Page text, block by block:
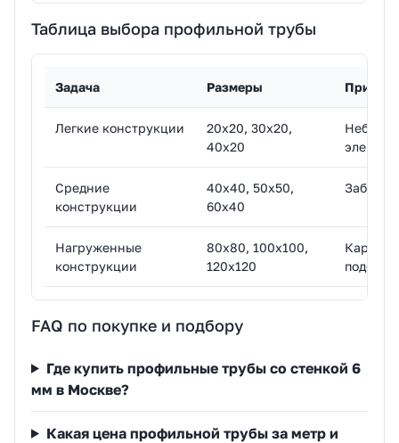
Таблица выбора профильной трубы
Задача Размеры
Легкие конструкции
20х20, 30х20,
40х20
Средние
конструкции
40х40, 50х50,
60х40
Заборы,
Нагруженные
конструкции
80х80, 100х100,
120х120
подбор
FAQ по покупке и подбору
Где купить профильные трубы со стенкой 6
мм в Москве?
Какая цена профильной трубы за метр и